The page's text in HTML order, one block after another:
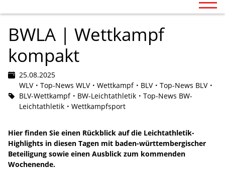
BWLA | Wettkampf
kompakt
25.08.2025
WLV
Top-News WLV Wettkampf BLV
Top-News BLV
BLV-Wettkampf
BW-Leichtathletik
Top-News BW-
Leichtathletik
Wettkampfsport
Hier finden Sie einen Rückblick auf die Leichtathletik-
Highlights in diesen Tagen mit baden-württembergischer
Beteiligung sowie einen Ausblick zum kommenden
Wochenende.